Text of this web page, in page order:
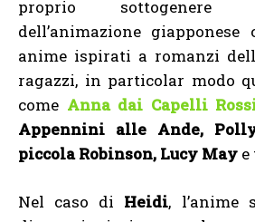
proprio sottogenere
dell’animazione giapponese
anime ispirati a romanzi
ragazzi, in particolar modo
come Anna dai Capelli
Appennini alle Ande,
piccola Robinson, Lucy May
Nel caso di Heidi, l’anime